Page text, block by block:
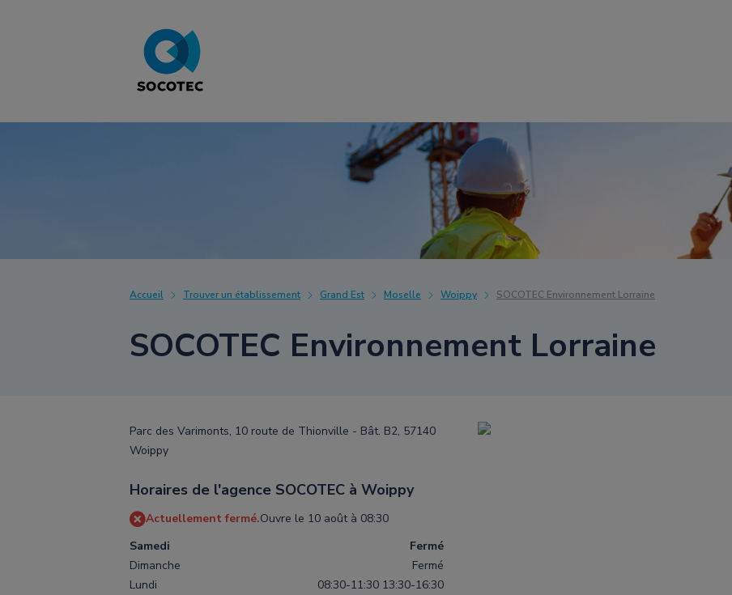
Accueil Trouver un établissement Grand Est Moselle Woippy SOCOTEC Environnement Lorraine
SOCOTEC Environnement Lorraine
Parc des Varimonts, 10 route de Thionville - Bât. B2, 57140
Woippy
Horaires de l'agence SOCOTEC à Woippy
Actuellement fermé.Ouvre le 10 août à 08:30
Samedi
Fermé
Dimanche
Fermé
Lundi
08:30-11:30 13:30-16:30